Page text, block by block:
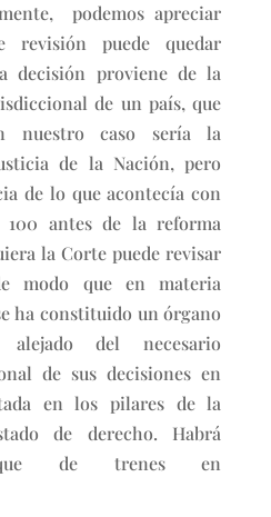
podemos apreciar
puede quedar
decisión proviene de la
de un país, que
nuestro caso sería la
de la Nación, pero
de lo que acontecía con
antes de la reforma
la Corte puede revisar
modo que en materia
ha constituido un órgano
alejado del necesario
de sus decisiones en
en los pilares de la
de derecho. Habrá
de trenes en